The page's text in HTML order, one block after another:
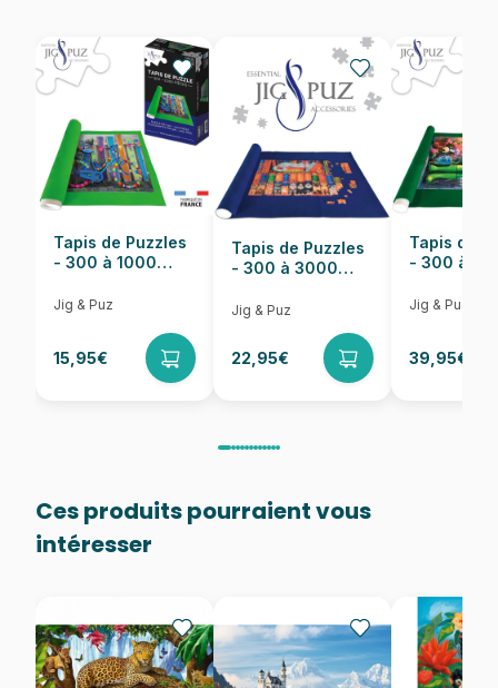
EAN 5900511261677
Nombre de pièces 1500 pièces
Dimensions 85 x 58 cm
Tapis de Puzzles
- 300 à 1000
Jig & Puz
15,95€
Tapis de Puzzles
- 300 à 3000
Jig & Puz
22,95€
Tapis de
- 300 à
Jig & Puz
39,95€
Ces produits pourraient vous
intéresser